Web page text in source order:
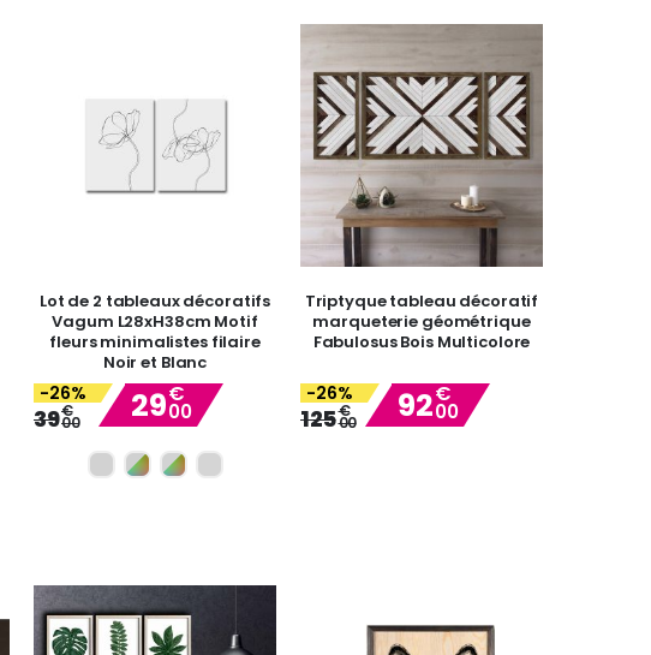
Lot de 2 tableaux décoratifs
Vagum L28xH38cm Motif
fleurs minimalistes filaire
Noir et Blanc
-26%
39€
00
Special
Price
29€
00
Triptyque tableau décoratif
marqueterie géométrique
Fabulosus Bois Multicolore
-26%
125€
00
Special
Price
92€
00